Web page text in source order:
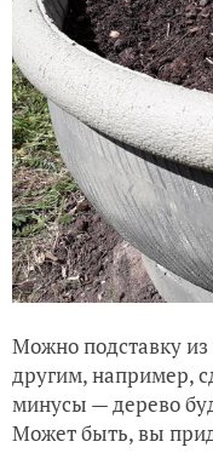
Можно подставку
другим, например,
минусы — дерево
Может быть, вы